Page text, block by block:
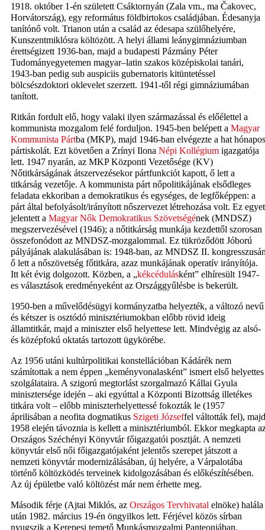
1918. október 1-én született Csáktornyán (Zala vm., ma Čakovec,
Horvátország), egy református földbirtokos családjában. Édesanyja
tanítónő volt. Trianon után a család az édesapa szülőhelyére,
Kunszentmiklósra költözött. A helyi állami leánygimnáziumban
érettségizett 1936-ban, majd a budapesti Pázmány Péter
Tudományegyetemen magyar–latin szakos középiskolai tanári,
1943-ban pedig sub auspiciis gubernatoris kitüntetéssel
bölcsészdoktori oklevelet szerzett. 1941-től régi gimnáziumában
tanított.
Ritkán fordult elő, hogy valaki ilyen származással és előélettel a
kommunista mozgalom felé forduljon. 1945-ben belépett a Magyar
Kommunista Pártba (MKP), majd 1946-ban elvégezte a hat hónapos
pártiskolát. Ezt követően a Zrínyi Ilona Népi Kollégium igazgatója
lett. 1947 nyarán, az MKP Központi Vezetősége (KV)
Nőtitkárságának átszervezésekor pártfunkciót kapott, ő lett a
titkárság vezetője. A kommunista párt nőpolitikájának elsődleges
feladata ekkoriban a demokratikus és egységes, de legfőképpen: a
párt által befolyásolt/irányított nőszervezet létrehozása volt. Ez egyet
jelentett a Magyar Nők Demokratikus Szövetségének (MNDSZ)
megszervezésével (1946); a nőtitkárság munkája kezdettől szorosan
összefonódott az MNDSZ-mozgalommal. Ez tükröződött Jóború
pályájának alakulásában is: 1948-ban, az MNDSZ II.
ő lett a nőszövetség főtitkára, azaz munkájának operatív irányítója.
Itt két évig dolgozott. Közben, a „kékcédulásként” elhíresült 1947-
es választások eredményeként az Országgyűlésbe is bekerült.
1950-ben a művelődésügyi kormányzatba helyezték, a változó nevű
és kétszer is osztódó minisztériumokban előbb rövid ideig
államtitkár, majd a miniszter első helyettese lett. Mindvégig az alsó-
és középfokú oktatás tartozott ügykörébe.
Az 1956 utáni kultúrpolitikai konstellációban Kádárék nem
számítottak a nem éppen „keményvonalasként” ismert első helyettes
szolgálataira. A szigorú megtorlást szorgalmazó Kállai Gyula
minisztersége idején – aki egyúttal a Központi Bizottság illetékes
titkára volt – előbb miniszterhelyettessé fokozták le (1957
áprilisában a neofita dogmatikus Szigeti Józseffel váltották fel), majd
1958 elején távoznia is kellett a minisztériumból. Ekkor megkapta
Országos Széchényi Könyvtár főigazgatói posztját. A nemzeti
könyvtár első női főigazgatójaként jelentős szerepet játszott a
nemzeti könyvtár modernizálásában, új helyére, a Várpalotába
történő költözködés terveinek kidolgozásában és előkészítésében.
Az új épületbe való költözést már nem érhette meg.
Második férje (Ajtai Miklós, az Országos Tervhivatal elnöke) halála
után 1982. március 19-én öngyilkos lett. Férjével közös sírban
nyugszik a Kerepesi temető Munkásmozgalmi Panteonjában.